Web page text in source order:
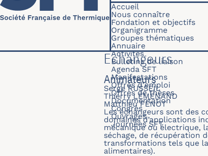
Navigation
Accueil
Nous connaître
Fondation et objectifs
Organigramme
Groupes thématiques
Annuaire
Activités
Bulletins de liaison
Agenda SFT
Manifestations
Offres d'emploi
Offres de thèses
Documentation
Congrès
Ouvrages
Journées SFT
Echangeurs
Animateurs
Serge RUSSEIL
Thierry LEMENAND
Matthieu FÉNOT
Les échangeurs sont des
domaines d’applications
mécanique ou électrique,
séchage, de récupération
transformations tels que
alimentaires).